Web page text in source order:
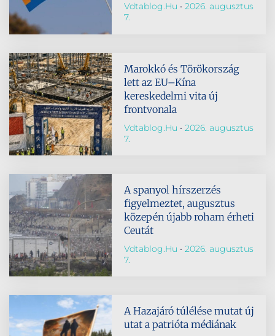
Vdtablog.hu
2026. augusztus
7.
Marokkó és Törökország
lett az EU–Kína
kereskedelmi vita új
frontvonala
Vdtablog.hu
2026. augusztus
7.
A spanyol hírszerzés
figyelmeztet, augusztus
közepén újabb roham érheti
Ceutát
Vdtablog.hu
2026. augusztus
7.
A Hazajáró túlélése mutat új
utat a patrióta médiának